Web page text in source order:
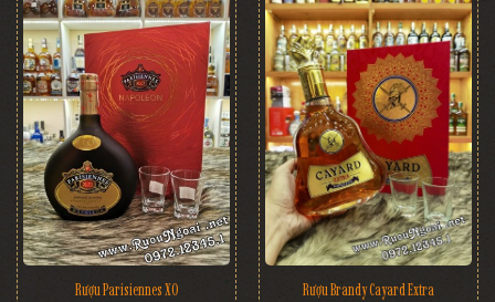
Rượu Parisiennes XO Rượu Brandy Cayard Extra